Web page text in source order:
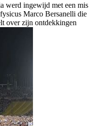
werd ingewijd met een mis
Marco Bersanelli die
over zijn ontdekkingen